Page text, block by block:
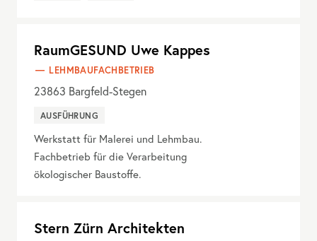
RaumGESUND Uwe Kappes
LEHMBAUFACHBETRIEB
23863 Bargfeld-Stegen
AUSFÜHRUNG
Werkstatt für Malerei und Lehmbau.
Fachbetrieb für die Verarbeitung
ökologischer Baustoffe.
Stern Zürn Architekten